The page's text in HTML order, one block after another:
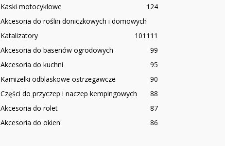
Kaski motocyklowe
124
Akcesoria do roślin doniczkowych i domowych
111
Katalizatory
101
Akcesoria do basenów ogrodowych
99
Akcesoria do kuchni
95
Kamizelki odblaskowe ostrzegawcze
90
Części do przyczep i naczep kempingowych
88
Akcesoria do rolet
87
Akcesoria do okien
86